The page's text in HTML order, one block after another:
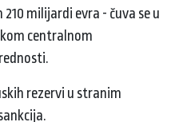
milijardi evra - čuva se u
centralnom
rezervi u stranim